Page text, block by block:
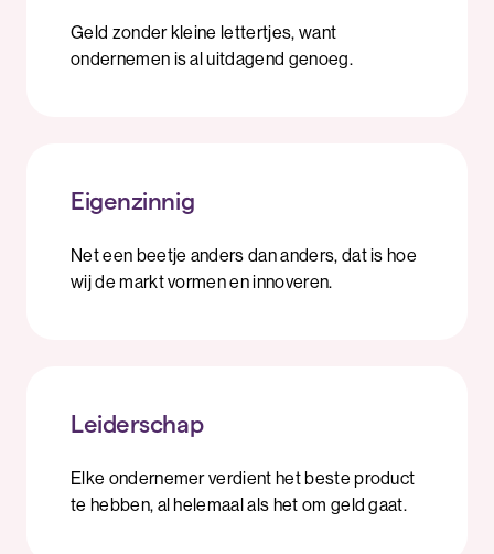
Geld zonder kleine lettertjes, want
ondernemen is al uitdagend genoeg.
Eigenzinnig
Net een beetje anders dan anders, dat is hoe
wij de markt vormen en innoveren.
Leiderschap
Elke ondernemer verdient het beste product
te hebben, al helemaal als het om geld gaat.